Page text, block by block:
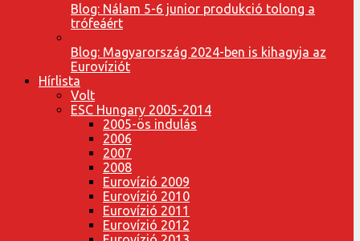
Blog: Nálam 5-6 junior produkció tolong a
trófeáért
Blog: Magyarország 2024-ben is kihagyja az
Eurovíziót
Hírlista
Volt
ESC Hungary 2005-2014
2005-ös indulás
2006
2007
2008
Eurovízió 2009
Eurovízió 2010
Eurovízió 2011
Eurovízió 2012